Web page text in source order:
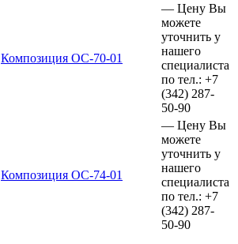
Композиция ОС-70-01
— Цену Вы
можете
уточнить у
нашего
специалиста
по тел.: +7
(342) 287-
50-90
Композиция ОС-74-01
— Цену Вы
можете
уточнить у
нашего
специалиста
по тел.: +7
(342) 287-
50-90